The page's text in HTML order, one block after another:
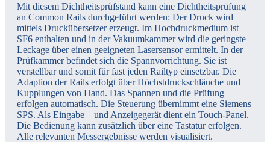
Mit diesem Dichtheitsprüfstand kann eine Dichtheitsprüfung
an Common Rails durchgeführt werden: Der Druck wird
mittels Druckübersetzer erzeugt. Im Hochdruckmedium ist
SF6 enthalten und in der Vakuumkammer wird die geringste
Leckage über einen geeigneten Lasersensor ermittelt. In der
Prüfkammer befindet sich die Spannvorrichtung. Sie ist
verstellbar und somit für fast jeden Railtyp einsetzbar. Die
Adaption der Rails erfolgt über Höchstdruckschläuche und
Kupplungen von Hand. Das Spannen und die Prüfung
erfolgen automatisch. Die Steuerung übernimmt eine Siemens
SPS. Als Eingabe – und Anzeigegerät dient ein Touch-Panel.
Die Bedienung kann zusätzlich über eine Tastatur erfolgen.
Alle relevanten Messergebnisse werden visualisiert.